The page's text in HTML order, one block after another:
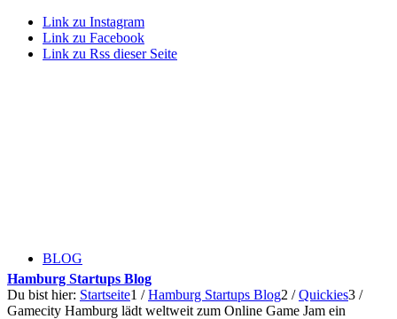
Link zu Instagram
Link zu Facebook
Link zu Rss dieser Seite
BLOG
Hamburg Startups Blog
Du bist hier: Startseite1 / Hamburg Startups Blog2 / Quickies3 /
Gamecity Hamburg lädt weltweit zum Online Game Jam ein